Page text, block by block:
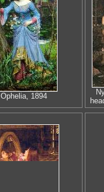
Ophelia, 1894